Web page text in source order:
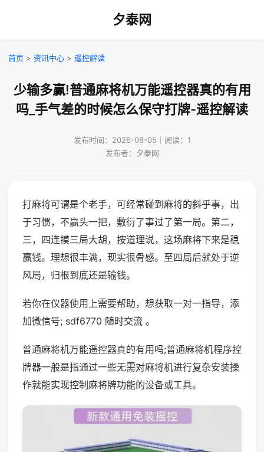
夕泰网
首页 > 资讯中心 > 遥控解读
少输多赢!普通麻将机万能遥控器真的有用
吗_手气差的时候怎么保守打牌-遥控解读
发布时间：2026-08-05｜阅读：1
发布者：夕泰网
打麻将可谓是个老手，可经常碰到麻将的斜乎事，出
于习惯，不赢头一把，敷衍了事过了第一局。第二，
三，四连摸三局大胡，按道理说，这场麻将下来是稳
赢钱。理想很丰满，现实很骨感。至四局后就处于逆
风局，归根到底还是输钱。
若你在仪器使用上需要帮助，想获取一对一指导，添
加微信号; sdf6770 随时交流 。
普通麻将机万能遥控器真的有用吗;普通麻将机程序控
牌器一般是指通过一些无需对麻将机进行复杂安装操
作就能实现控制麻将牌功能的设备或工具。